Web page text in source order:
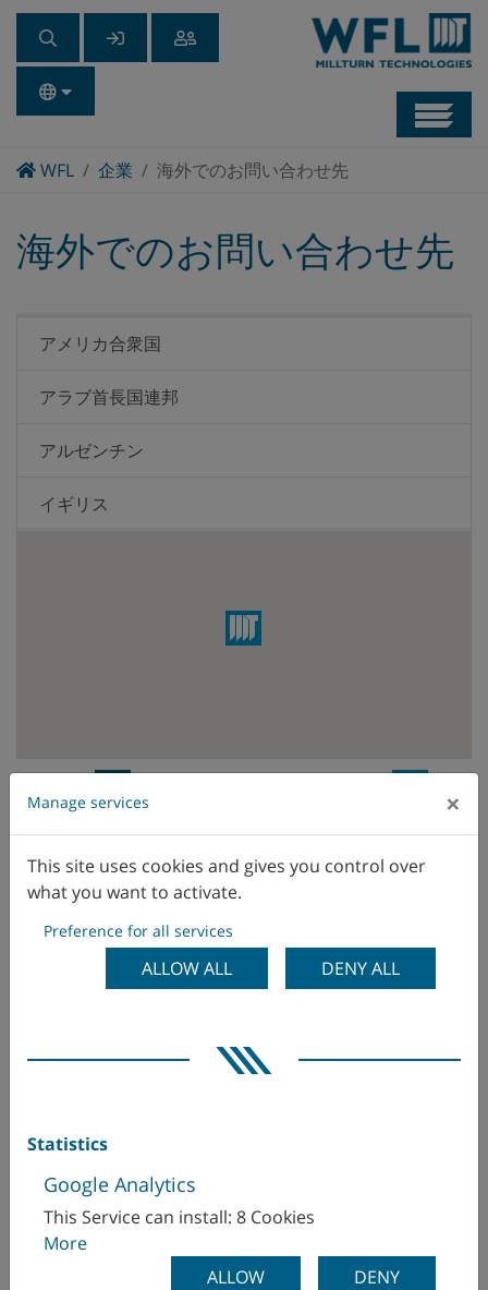
WFLHome
企業 海外でのお問い合わせ先
海外でのお問い合わせ先
アメリカ合衆国
アラブ首長国連邦
アルゼンチン
イギリス
エクアドル
オランダ
オーストラリア
オーストリア
サウジアラビア
シンガポール
スイス
Vertreter
Masentia AB
331 44 Värnamo
Mr Andreas Östberg
+46 (370) 37 84 00
+46 (70) 348 99 54
http://www.masentia.com
Manage services ×
This site uses cookies and gives you control over
what you want to activate.
Preference for all services
ALLOW ALL DENY ALL
Statistics
Google Analytics
This Service can install: 8 Cookies
More
ALLOW
DENY